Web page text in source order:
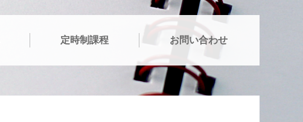
定時制課程 お問い合わせ